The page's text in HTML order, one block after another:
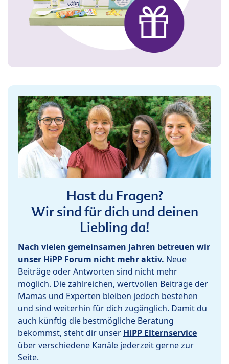
Hast du Fragen?
Wir sind für dich und deinen
Liebling da!
Nach vielen gemeinsamen Jahren betreuen wir
unser HiPP Forum nicht mehr aktiv. Neue
Beiträge oder Antworten sind nicht mehr
möglich. Die zahlreichen, wertvollen Beiträge der
Mamas und Experten bleiben jedoch bestehen
und sind weiterhin für dich zugänglich. Damit du
auch künftig die bestmögliche Beratung
bekommst, steht dir unser HiPP Elternservice
über verschiedene Kanäle jederzeit gerne zur
Seite.